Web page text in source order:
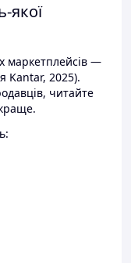
якої
маркетплейсів —
Kantar, 2025).
читайте